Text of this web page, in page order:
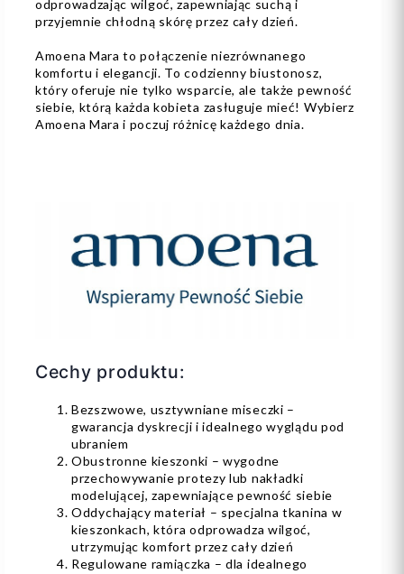
odprowadzając wilgoć, zapewniając suchą i
przyjemnie chłodną skórę przez cały dzień.
Amoena Mara to połączenie niezrównanego
komfortu i elegancji. To codzienny biustonosz,
który oferuje nie tylko wsparcie, ale także pewność
siebie, którą każda kobieta zasługuje mieć! Wybierz
Amoena Mara i poczuj różnicę każdego dnia.
Cechy produktu:
Bezszwowe, usztywniane miseczki –
gwarancja dyskrecji i idealnego wyglądu pod
ubraniem
Obustronne kieszonki – wygodne
przechowywanie protezy lub nakładki
modelującej, zapewniające pewność siebie
Oddychający materiał – specjalna tkanina w
kieszonkach, która odprowadza wilgoć,
utrzymując komfort przez cały dzień
Regulowane ramiączka – dla idealnego